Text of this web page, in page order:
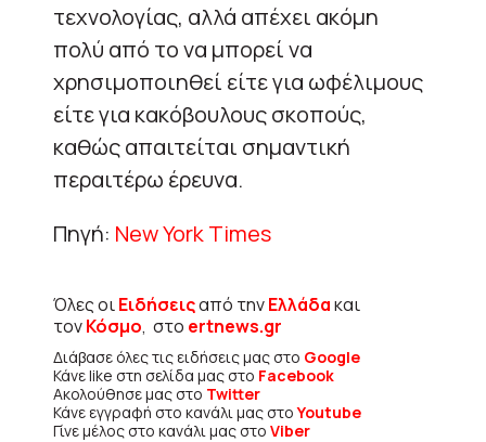
τεχνολογίας, αλλά απέχει ακόμη
πολύ από το να μπορεί να
χρησιμοποιηθεί είτε για ωφέλιμους
είτε για κακόβουλους σκοπούς,
καθώς απαιτείται σημαντική
περαιτέρω έρευνα.
Πηγή: New York Times
Όλες οιΕιδήσειςαπό τηνΕλλάδακαι
τονΚόσμο, στο ertnews.gr
Διάβασε όλες τις ειδήσεις μας στο Google
Κάνε like στη σελίδα μας στο Facebook
Ακολούθησε μας στο Twitter
Κάνε εγγραφή στο κανάλι μας στοYoutube
Γίνε μέλος στο κανάλι μας στο Viber